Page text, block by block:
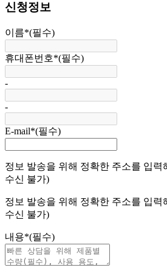
신청정보
이름*(필수)
휴대폰번호*(필수)
-
-
E-mail*(필수)
정보 발송을 위해 정확한 주소를 입력
수신 불가)
정보 발송을 위해 정확한 주소를 입력
수신 불가)
내용*(필수)